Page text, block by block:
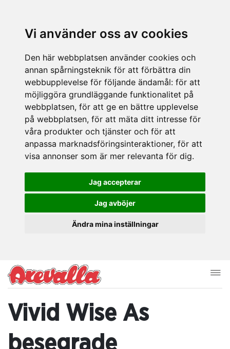
Vi använder oss av cookies
Den här webbplatsen använder cookies och
annan spårningsteknik för att förbättra din
webbupplevelse för följande ändamål: för att
möjliggöra grundläggande funktionalitet på
webbplatsen, för att ge en bättre upplevelse
på webbplatsen, för att mäta ditt intresse för
våra produkter och tjänster och för att
anpassa marknadsföringsinteraktioner, för att
visa annonser som är mer relevanta för dig.
Jag accepterar
Jag avböjer
Ändra mina inställningar
Vivid Wise As
besegrade